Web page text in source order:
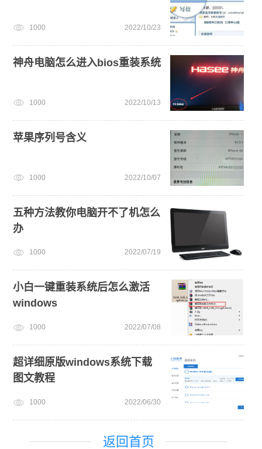
1000 2022/10/23
神舟电脑怎么进入bios重装系统
1000 2022/10/13
苹果序列号含义
1000 2022/10/07
五种方法教你电脑开不了机怎么
办
1000 2022/07/19
小白一键重装系统后怎么激活
windows
1000 2022/07/08
超详细原版windows系统下载
图文教程
1000 2022/06/30
返回首页